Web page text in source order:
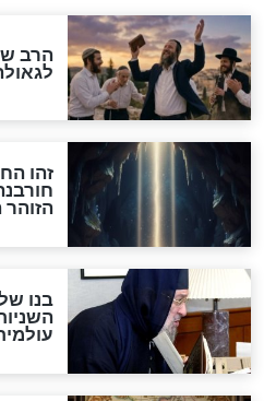
לכל המאמרים
להמתקת
גזרות